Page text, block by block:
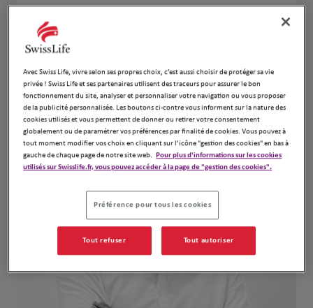
Professions Libérales, Dirigeants d'entreprise &
Particuliers
Notre équipe
Avec Swiss Life, vivre selon ses propres choix, c’est aussi choisir de protéger sa vie
privée ! Swiss Life et ses partenaires utilisent des traceurs pour assurer le bon
fonctionnement du site, analyser et personnaliser votre navigation ou vous proposer
de la publicité personnalisée. Les boutons ci-contre vous informent sur la nature des
cookies utilisés et vous permettent de donner ou retirer votre consentement
globalement ou de paramétrer vos préférences par finalité de cookies. Vous pouvez à
tout moment modifier vos choix en cliquant sur l’icône "gestion des cookies" en bas à
gauche de chaque page de notre site web. Pour plus d'informations sur les cookies
utilisés sur Swisslife.fr, vous pouvez accéder à la page de "gestion des cookies".
Préférence pour tous les cookies
Tout refuser Tout autoriser